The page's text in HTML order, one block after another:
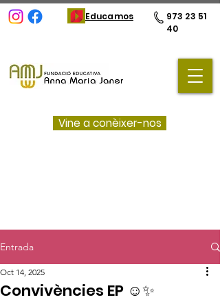
Vine a conèixer-nos
973 23 51
40
Educamos
Entrada
Convivències EP ☺️✨
Oct 14, 2025